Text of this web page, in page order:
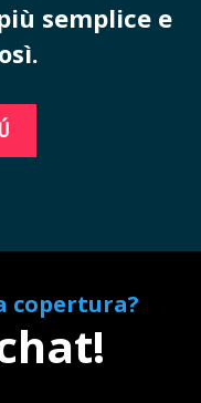
semplice e
copertura?